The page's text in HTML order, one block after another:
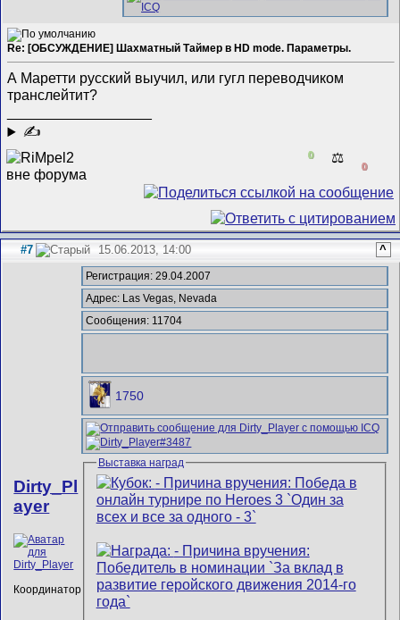
Re: [ОБСУЖДЕНИЕ] Шахматный Таймер в HD mode. Параметры.
А Маретти русский выучил, или гугл переводчиком
транслейтит?
✍
0 ⚖️
0
#7 15.06.2013, 14:00 ^
Dirty_Pl
ayer
Координатор
Регистрация: 29.04.2007
Адрес: Las Vegas, Nevada
Сообщения: 11704
1750
Выставка наград